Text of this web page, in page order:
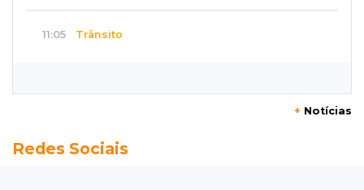
11:05 Trânsito
Bebê some após mãe adolescente ir à casa de
+ Notícias
Redes Sociais